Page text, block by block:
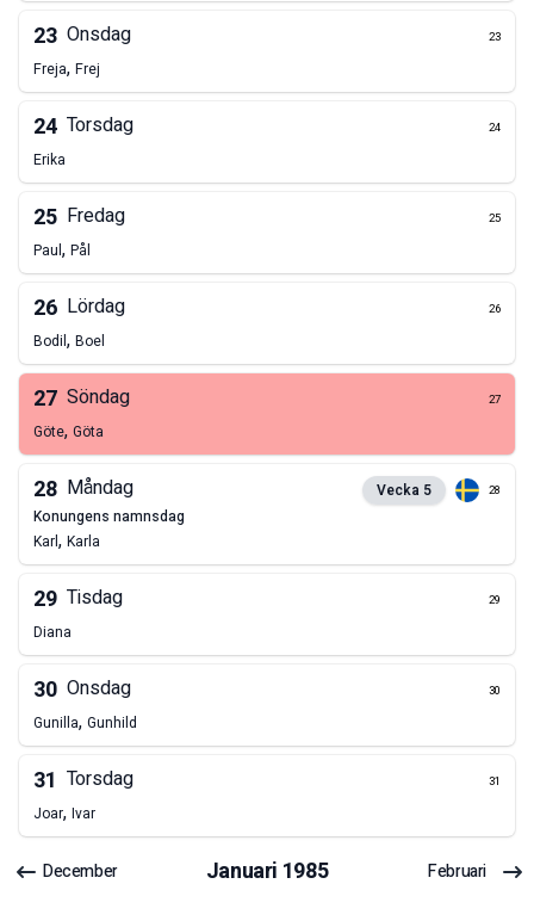
23 Onsdag 23
Freja, Frej
24 Torsdag 24
Erika
25 Fredag 25
Paul, Pål
26 Lördag 26
Bodil, Boel
27 Söndag 27
Göte, Göta
28 Måndag Vecka 5 28
konungens namnsdag
Karl, Karla
29 Tisdag 29
Diana
30 Onsdag 30
Gunilla, Gunhild
31 Torsdag 31
Joar, Ivar
December Januari 1985 Februari